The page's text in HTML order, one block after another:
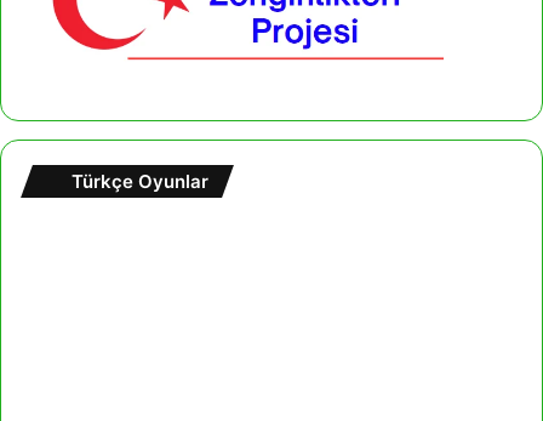
Türkçe Oyunlar